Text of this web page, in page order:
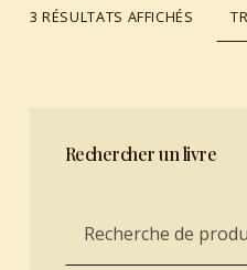
3 RÉSULTATS AFFICHÉS TRIÉ DU PLUS RÉCENT AU PLUS ANCIEN
Rechercher un livre
Recherche pour :